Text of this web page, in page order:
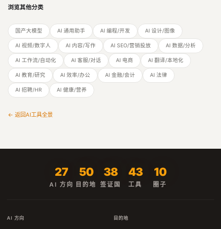
浏览其他分类
国产大模型 AI 通用助手 AI 编程/开发 AI 设计/图像
AI 视频/数字人 AI 内容/写作 AI SEO/营销投放 AI 数据/分析
AI 工作流/自动化 AI 客服/对话 AI 电商 AI 翻译/本地化
AI 教育/研究 AI 效率/办公 AI 金融/会计 AI 法律
AI 招聘/HR AI 健康/营养
← 返回AI工具全景
27
AI 方向
50
目的地
38
签证国
43
工具
10
圈子
AI 方向 目的地